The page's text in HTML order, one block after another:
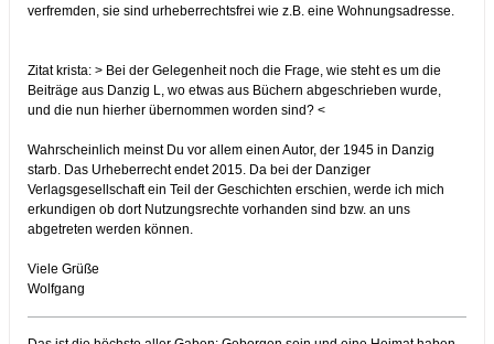
verfremden, sie sind urheberrechtsfrei wie z.B. eine Wohnungsadresse.
Zitat krista: > Bei der Gelegenheit noch die Frage, wie steht es um die
Beiträge aus Danzig L, wo etwas aus Büchern abgeschrieben wurde,
und die nun hierher übernommen worden sind? <
Wahrscheinlich meinst Du vor allem einen Autor, der 1945 in Danzig
starb. Das Urheberrecht endet 2015. Da bei der Danziger
Verlagsgesellschaft ein Teil der Geschichten erschien, werde ich mich
erkundigen ob dort Nutzungsrechte vorhanden sind bzw. an uns
abgetreten werden können.
Viele Grüße
Wolfgang